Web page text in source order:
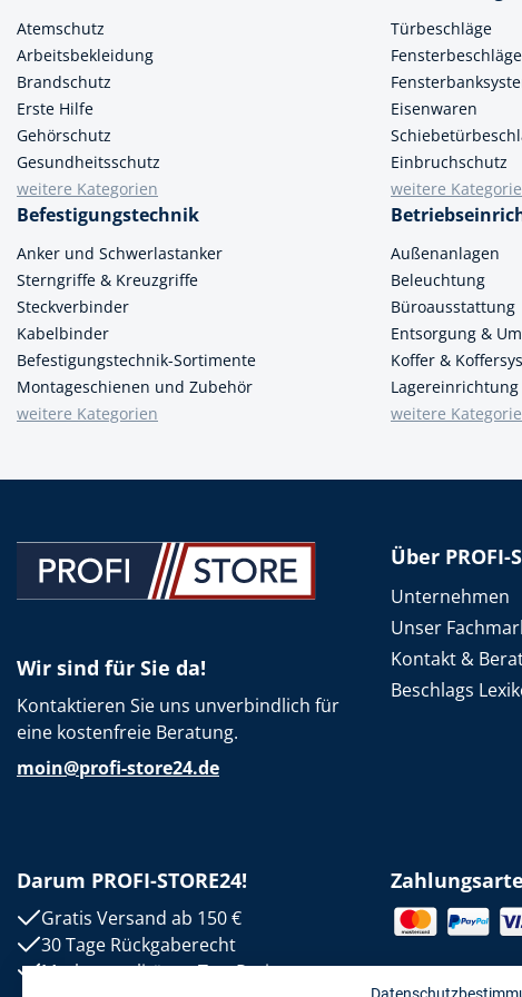
Spanntechnik
Atemschutz
Arbeitsbekleidung
Brandschutz
Erste Hilfe
Gehörschutz
Gesundheitsschutz
weitere Kategorien
Türbeschläge
Fensterbeschläge
Eisenwaren
Einbruchschutz
weitere
Befestigungstechnik
Anker und Schwerlastanker
Sterngriffe & Kreuzgriffe
Steckverbinder
Kabelbinder
Befestigungstechnik-Sortimente
Montageschienen und Zubehör
weitere Kategorien
Außenanlagen
Beleuchtung
Büroausstattung
Entsorgung &
Koffer &
Lagereinrichtung
weitere
Wir sind für Sie da!
Kontaktieren Sie uns unverbindlich für
eine kostenfreie Beratung.
moin@profi-store24.de
Über PROFI-
Unternehmen
Unser
Kontakt &
Beschlags
Darum PROFI-STORE24!
Gratis Versand ab 150 €
30 Tage Rückgaberecht
Markenqualität zu Top-Preisen